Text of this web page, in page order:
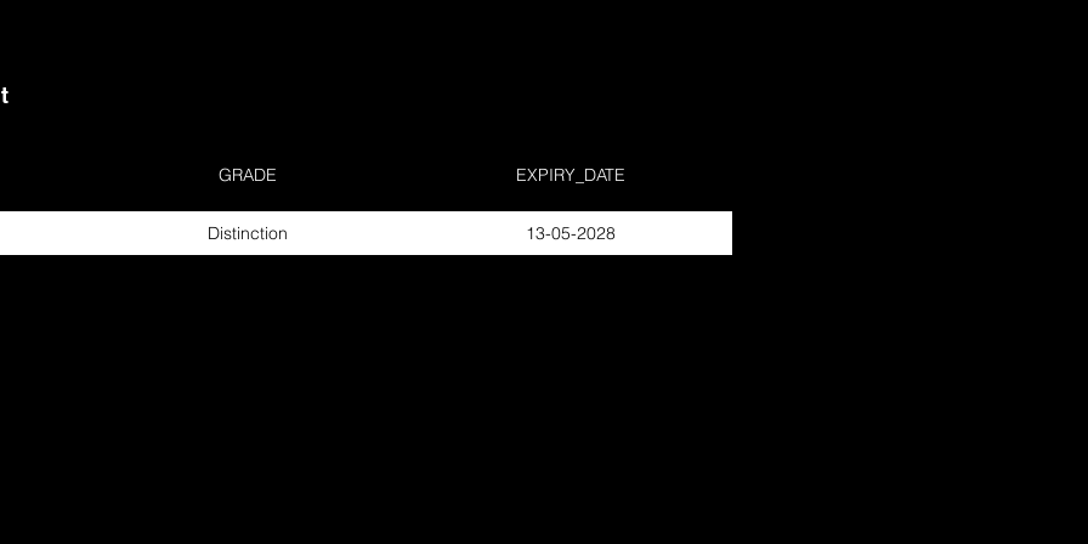
GRADE EXPIRY_DATE
Distinction 13-05-2028